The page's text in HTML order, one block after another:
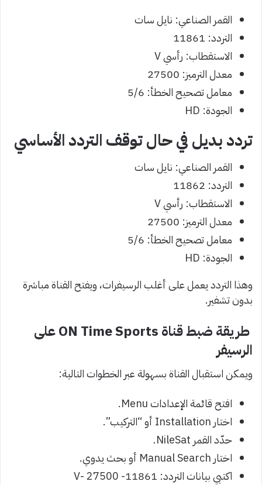
القمر الصناعي: نايل سات
التردد: 11861
الاستقطاب: رأسي V
معدل الترميز: 27500
معامل تصحيح الخطأ: 5/6
الجودة: HD
تردد بديل في حال توقف التردد الأساسي
القمر الصناعي: نايل سات
التردد: 11862
الاستقطاب: رأسي V
معدل الترميز: 27500
معامل تصحيح الخطأ: 5/6
الجودة: HD
وهذا التردد يعمل على أغلب الرسيفرات، ويفتح القناة مباشرة
بدون تشفير.
طريقة ضبط قناة ON Time Sports على
الرسيفر
ويمكن استقبال القناة بسهولة عبر الخطوات التالية:
افتح قائمة الإعدادات Menu.
اختار Installation أو “التركيب”.
حدّد القمر NileSat.
اختار Manual Search أو بحث يدوي.
اكتبي بيانات التردد: 11861- V- 27500